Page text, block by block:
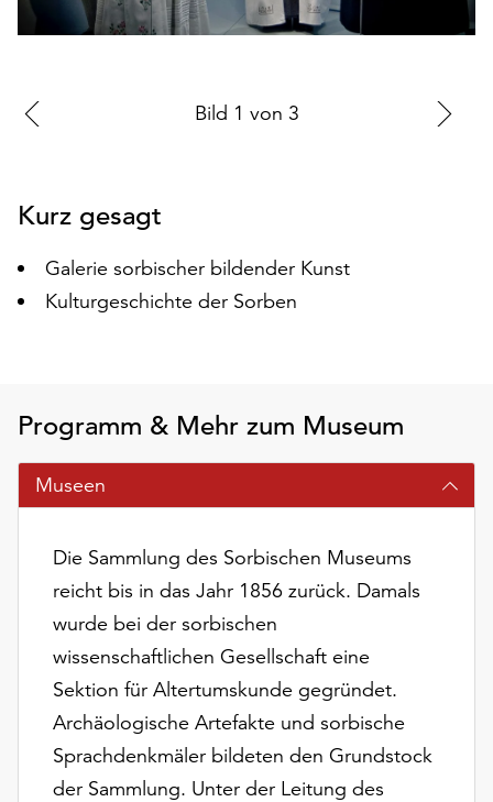
um
alle
akzeptieren.
Sie
Ihr
Einverständnis
Dafür
Ihnen
am
Schaltfläche
„Cookie-
Einstellungen“
Verfügung.
Funktionale
Cookies
Bild 1 von 3
Kurz gesagt
Galerie sorbischer bildender Kunst
Kulturgeschichte der Sorben
Programm & Mehr zum Museum
Museen
Die Sammlung des Sorbischen Museums
reicht bis in das Jahr 1856 zurück. Damals
wurde bei der sorbischen
wissenschaftlichen Gesellschaft eine
Sektion für Altertumskunde gegründet.
Archäologische Artefakte und sorbische
Sprachdenkmäler bildeten den Grundstock
der Sammlung. Unter der Leitung des